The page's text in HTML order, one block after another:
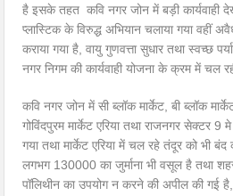
है इसके तहत कवि नगर जोन में बड़ी कार्यवाही
प्लास्टिक के विरुद्ध अभियान चलाया गया वहीं
कराया गया है, वायु गुणवत्ता सुधार तथा स्वच्छ
नगर निगम की कार्यवाही योजना के क्रम में चल
कवि नगर जोन में सी ब्लॉक मार्केट, बी ब्लॉक
गोविंदपुरम मार्केट एरिया तथा राजनगर सेक्टर 9
गया तथा मार्केट एरिया में चल रहे तंदूर को भी बंद
लगभग 130000 का जुर्माना भी वसूल है तथा शहर
पॉलिथीन का उपयोग न करने की अपील की गई